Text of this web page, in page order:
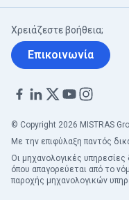
Χρειάζεστε βοήθεια;
Επικοινωνία
© Copyright 2026 MISTRAS
Με την επιφύλαξη παντός
Οι μηχανολογικές
όπου απαγορεύεται από το
παροχής μηχανολογικών